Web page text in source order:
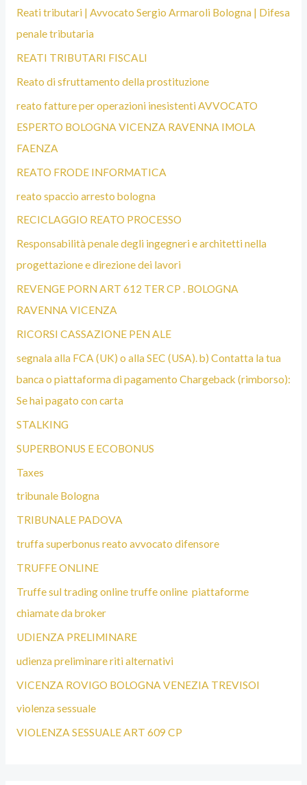
Reati tributari | Avvocato Sergio Armaroli Bologna | Difesa
penale tributaria
REATI TRIBUTARI FISCALI
Reato di sfruttamento della prostituzione
reato fatture per operazioni inesistenti AVVOCATO
ESPERTO BOLOGNA VICENZA RAVENNA IMOLA
FAENZA
REATO FRODE INFORMATICA
reato spaccio arresto bologna
RECICLAGGIO REATO PROCESSO
Responsabilità penale degli ingegneri e architetti nella
progettazione e direzione dei lavori
REVENGE PORN ART 612 TER CP . BOLOGNA
RAVENNA VICENZA
RICORSI CASSAZIONE PEN ALE
segnala alla FCA (UK) o alla SEC (USA). b) Contatta la tua
banca o piattaforma di pagamento Chargeback (rimborso):
Se hai pagato con carta
STALKING
SUPERBONUS E ECOBONUS
Taxes
tribunale Bologna
TRIBUNALE PADOVA
truffa superbonus reato avvocato difensore
TRUFFE ONLINE
Truffe sul trading online truffe online piattaforme
chiamate da broker
UDIENZA PRELIMINARE
udienza preliminare riti alternativi
VICENZA ROVIGO BOLOGNA VENEZIA TREVISOI
violenza sessuale
VIOLENZA SESSUALE ART 609 CP